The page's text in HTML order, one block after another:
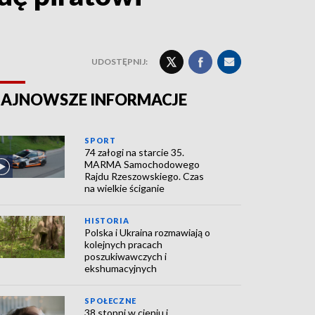
UDOSTĘPNIJ:
INFORMACJE
SPORT
74 załogi na starcie 35.
MARMA Samochodowego
Rajdu Rzeszowskiego. Czas
na wielkie ściganie
HISTORIA
Polska i Ukraina rozmawiają o
kolejnych pracach
poszukiwawczych i
ekshumacyjnych
SPOŁECZNE
38 stopni w cieniu i